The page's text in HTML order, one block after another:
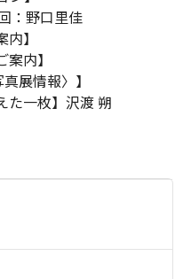
：野口里佳
】
内】
展情報〉】
一枚】沢渡 朔